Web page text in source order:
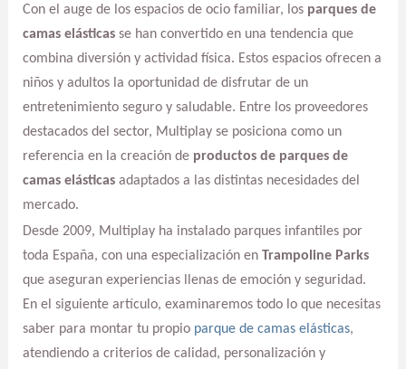
Con el auge de los espacios de ocio familiar, los parques de
camas elásticasse han convertido en una tendencia que
combina diversión y actividad física. Estos espacios ofrecen a
niños y adultos la oportunidad de disfrutar de un
entretenimiento seguro y saludable. Entre los proveedores
destacados del sector, Multiplay se posiciona como un
referencia en la creación de productos de parques de
camas elásticasadaptados a las distintas necesidades del
mercado.
Desde 2009, Multiplay ha instalado parques infantiles por
toda España, con una especialización en Trampoline Parks
que aseguran experiencias llenas de emoción y seguridad.
En el siguiente artículo, examinaremos todo lo que necesitas
saber para montar tu propio parque de camas elásticas,
atendiendo a criterios de calidad, personalización y